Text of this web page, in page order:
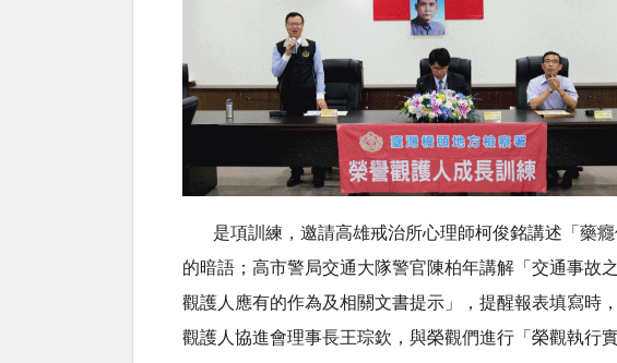
是項訓練，邀請高雄戒治所心理師柯俊銘講述「藥癮
的暗語；高市警局交通大隊警官陳柏年講解「交通事故
觀護人應有的作為及相關文書提示」，提醒報表填寫時
觀護人協進會理事長王琮欽，與榮觀們進行「榮觀執行